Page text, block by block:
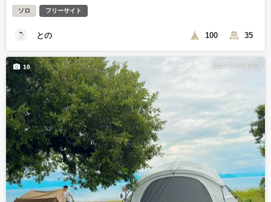
ソロ フリーサイト
との 100 35
2025年10月15日
10